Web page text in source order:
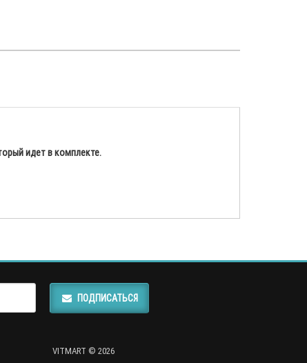
идет в комплекте.
ПОДПИСАТЬСЯ
VITMART © 2026